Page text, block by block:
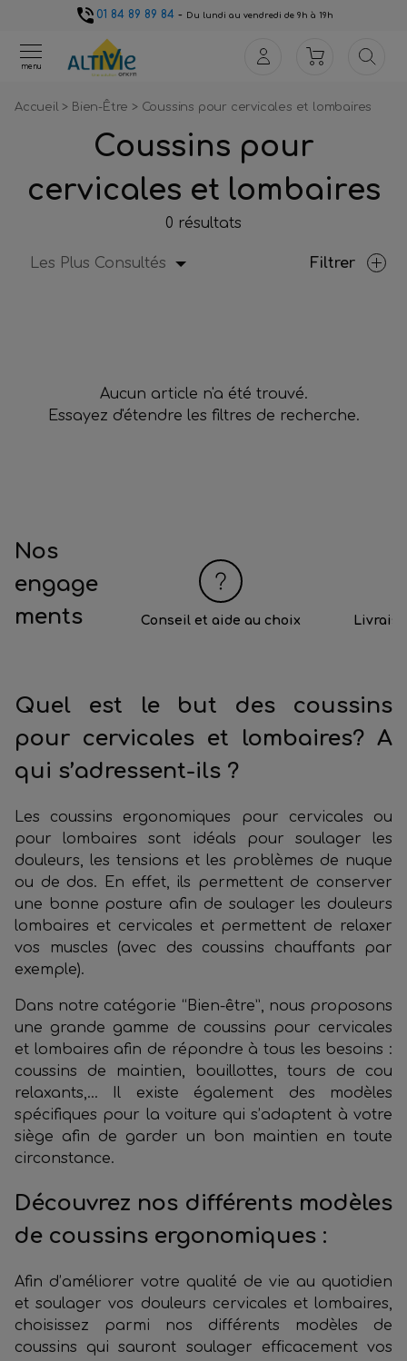
01 84 89 89 84- Du lundi au vendredi de 9h à 19h
menu
Accueil> Bien-Être> Coussins pour cervicales et lombaires
Coussins pour
cervicales et lombaires
0 résultats
Les Plus Consultés Filtrer
Aucun article n'a été trouvé.
Essayez d'étendre les filtres de recherche.
Nos
engage
ments
Conseil et aide au choix
Quel est le but des coussins
pour cervicales et lombaires? A
qui s’adressent-ils ?
Les coussins ergonomiques pour cervicales ou
pour lombaires sont idéals pour soulager les
douleurs, les tensions et les problèmes de nuque
ou de dos. En effet, ils permettent de conserver
une bonne posture afin de soulager les douleurs
lombaires et cervicales et permettent de relaxer
vos muscles (avec des coussins chauffants par
exemple).
Dans notre catégorie “Bien-être”, nous proposons
une grande gamme de coussins pour cervicales
et lombaires afin de répondre à tous les besoins :
coussins de maintien, bouillottes, tours de cou
relaxants,… Il existe également des modèles
spécifiques pour la voiture qui s’adaptent à votre
siège afin de garder un bon maintien en toute
circonstance.
Découvrez nos différents modèles
de coussins ergonomiques :
Afin d’améliorer votre qualité de vie au quotidien
et soulager vos douleurs cervicales et lombaires,
choisissez parmi nos différents modèles de
coussins qui sauront soulager efficacement vos